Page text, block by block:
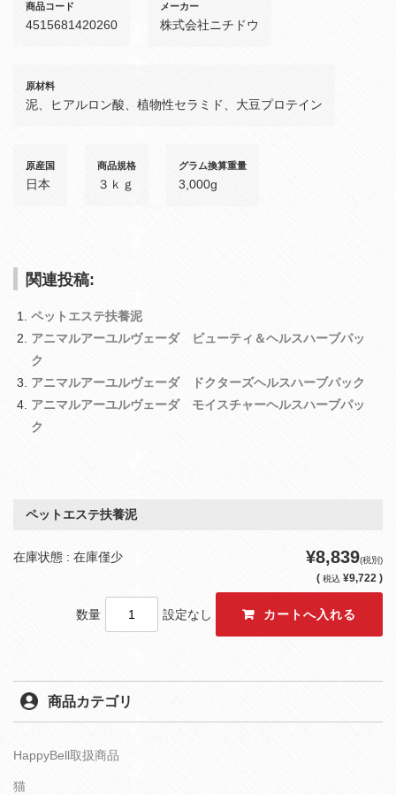
商品コード
4515681420260
メーカー
株式会社ニチドウ
原材料
泥、ヒアルロン酸、植物性セラミド、大豆プロテイン
原産国
日本
商品規格
３ｋｇ
グラム換算重量
3,000g
関連投稿:
ペットエステ扶養泥
アニマルアーユルヴェーダ ビューティ＆ヘルスハーブパッ
ク
アニマルアーユルヴェーダ ドクターズヘルスハーブパック
アニマルアーユルヴェーダ モイスチャーヘルスハーブパッ
ク
ペットエステ扶養泥
在庫状態 : 在庫僅少 ¥8,839(税別)
( 税込 ¥9,722 )
数量 設定なし
商品カテゴリ
HappyBell取扱商品
猫